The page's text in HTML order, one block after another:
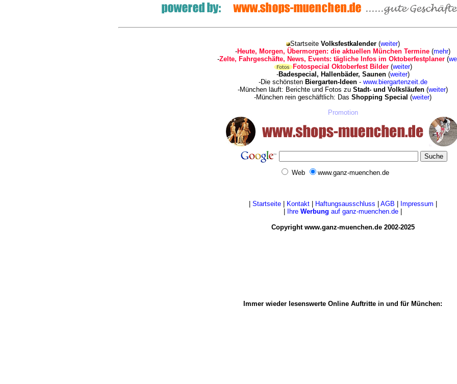
Startseite Volksfestkalender(weiter)
-Heute, Morgen, Übermorgen: die aktuellen München Termine (mehr)
-Zelte, Fahrgeschäfte, News, Events: tägliche Infos im Oktoberfestplaner (
Fotospecial Oktoberfest Bilder (weiter)
-Badespecial, Hallenbäder, Saunen(weiter)
-Die schönsten Biergarten-Ideen- www.biergartenzeit.de
-München läuft: Berichte und Fotos zu Stadt- und Volksläufen (weiter)
-München rein geschäftlich: Das Shopping Special (weiter)
Promotion
Web www.ganz-muenchen.de
Startseite| Kontakt| Haftungsausschluss AGB Impressum
Ihre Werbung auf ganz-muenchen.de
Copyright www.ganz-muenchen.de 2002-2025
Immer wieder lesenswerte Online Auftritte in und für München: